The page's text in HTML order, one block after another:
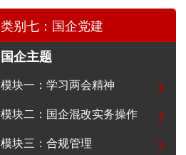
类别七：国企党建
国企主题
模块一：学习两会精神
模块二：国企混改实务操作
模块三：合规管理